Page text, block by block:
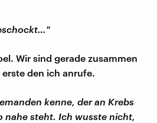
Wir sind gerade zusammen
den ich anrufe.
kenne, der an Krebs
nahe steht. Ich wusste nicht,